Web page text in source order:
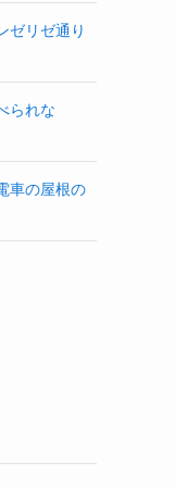
ゼリゼ通り
られな
車の屋根の